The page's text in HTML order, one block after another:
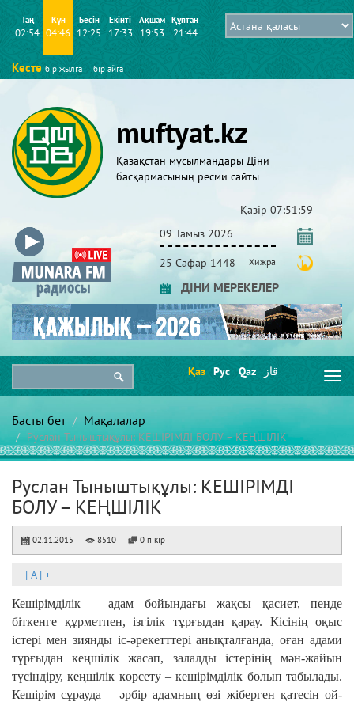
Таң
02:54
Күн
04:46
Бесін
12:25
Екінті
17:33
Ақшам
19:53
Құптан
21:44
Кесте бір жылға бір айға
muftyat.kz
Қазақстан мұсылмандары Діни
басқармасының ресми сайты
Қазір 07:52:00
09 Тамыз 2026
25 Сафар 1448 Хижра
ДІНИ МЕРЕКЕЛЕР
Қаз Рус Qaz قاز
Басты бет Мақалалар
Руслан Тыныштықұлы: КЕШІРІМДІ БОЛУ – КЕҢШІЛІК
Руслан Тыныштықұлы: КЕШІРІМДІ
БОЛУ – КЕҢШІЛІК
02.11.2015 8510 0 пікір
– | A| +
Кешірімділік – адам бойындағы жақсы қасиет, пенде
біткенге құрметпен, ізгілік тұрғыдан қарау. Кісінің оқыс
істері мен зиянды іс-әрекетттері анықталғанда, оған адами
тұрғыдан кеңшілік жасап, залалды істерінің мән-жайын
түсіндіру, кеңшілік көрсету – кешірімділік болып табылады.
Кешірім сұрауда – әрбір адамның өзі жіберген қатесін ой-